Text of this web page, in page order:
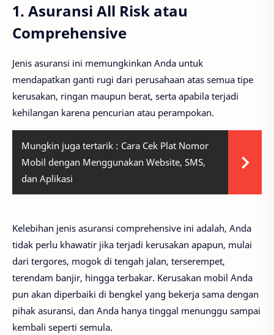
1. Asuransi All Risk atau
Comprehensive
Jenis asuransi ini memungkinkan Anda untuk
mendapatkan ganti rugi dari perusahaan atas semua tipe
kerusakan, ringan maupun berat, serta apabila terjadi
kehilangan karena pencurian atau perampokan.
Mungkin juga tertarik : Cara Cek Plat Nomor
Mobil dengan Menggunakan Website, SMS,
dan Aplikasi
Kelebihan jenis asuransi comprehensive ini adalah, Anda
tidak perlu khawatir jika terjadi kerusakan apapun, mulai
dari tergores, mogok di tengah jalan, terserempet,
terendam banjir, hingga terbakar. Kerusakan mobil Anda
pun akan diperbaiki di bengkel yang bekerja sama dengan
pihak asuransi, dan Anda hanya tinggal menunggu sampai
kembali seperti semula.